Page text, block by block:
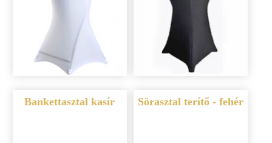
Bankettasztal kasír Sörasztal terítő - fehér